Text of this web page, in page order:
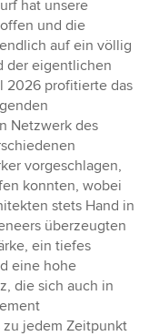
hat unsere
und die
auf ein völlig
der eigentlichen
2026 profitierte das
Netzwerk des
vorgeschlagen,
konnten, wobei
stets Hand in
überzeugten
ein tiefes
eine hohe
die sich auch in
jedem Zeitpunkt